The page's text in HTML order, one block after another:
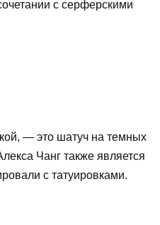
с серферскими
— это шатуч на темных
Чанг также является
с татуировками.